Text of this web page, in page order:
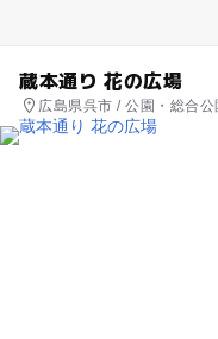
蔵本通り 花の広場
広島県呉市 / 公園・総合公